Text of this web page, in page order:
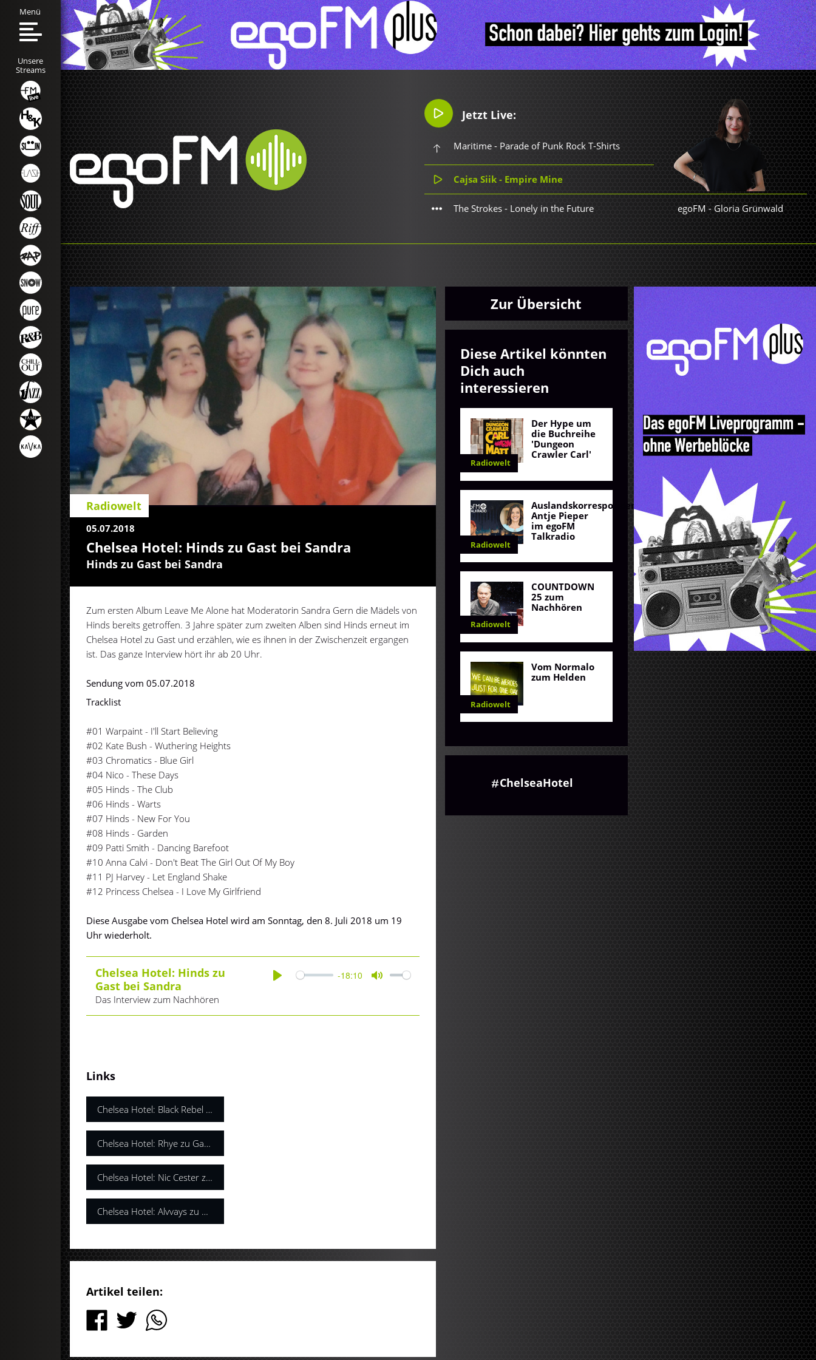
Jetzt Live:
Maritime - Parade of Punk Rock T-Shirts
Cajsa Siik - Empire Mine
The Strokes - Lonely in the Future egoFM - Gloria Grünwald
Menü
Unsere
Streams
Radiowelt
05.07.2018
Chelsea Hotel: Hinds zu Gast bei Sandra
Hinds zu Gast bei Sandra
Zum ersten Album Leave Me Alone hat Moderatorin Sandra Gern die Mädels von
Hinds bereits getroffen. 3 Jahre später zum zweiten Alben sind Hinds erneut im
Chelsea Hotel zu Gast und erzählen, wie es ihnen in der Zwischenzeit ergangen
ist. Das ganze Interview hört ihr ab 20 Uhr.
Sendung vom 05.07.2018
Tracklist
#01 Warpaint - I'll Start Believing
#02 Kate Bush - Wuthering Heights
#03 Chromatics - Blue Girl
#04 Nico - These Days
#05 Hinds - The Club
#06 Hinds - Warts
#07 Hinds - New For You
#08 Hinds - Garden
#09 Patti Smith - Dancing Barefoot
#10 Anna Calvi - Don't Beat The Girl Out Of My Boy
#11 PJ Harvey - Let England Shake
#12 Princess Chelsea - I Love My Girlfriend
Diese Ausgabe vom Chelsea Hotel wird am Sonntag, den 8. Juli 2018 um 19
Uhr wiederholt.
Chelsea Hotel: Hinds zu
Gast bei Sandra
Das Interview zum Nachhören
-18:10
Links
Chelsea Hotel: Black Rebel Motorcycle Club zu Gast bei Sandra
Chelsea Hotel: Rhye zu Gast bei Sandra
Chelsea Hotel: Nic Cester zu Gast bei Sandra
Chelsea Hotel: Alvvays zu Gast bei Sandra
Artikel teilen:
Zur Übersicht
Diese Artikel könnten
Dich auch
interessieren
Radiowelt
Der Hype um
die Buchreihe
'Dungeon
Crawler Carl'
Radiowelt
Auslandskorrespondentin
Antje Pieper
im egoFM
Talkradio
Radiowelt
COUNTDOWN
25 zum
Nachhören
Radiowelt
Vom Normalo
zum Helden
ChelseaHotel